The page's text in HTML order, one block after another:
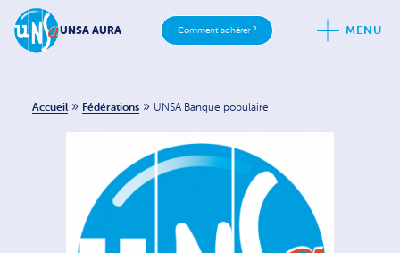
UNSA AURA MENU
Comment adhérer ?
Accueil » Fédérations » UNSA Banque populaire